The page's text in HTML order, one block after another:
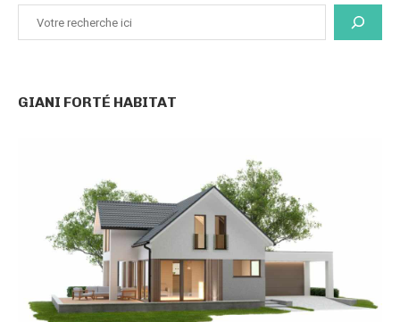
GIANI FORTÉ HABITAT